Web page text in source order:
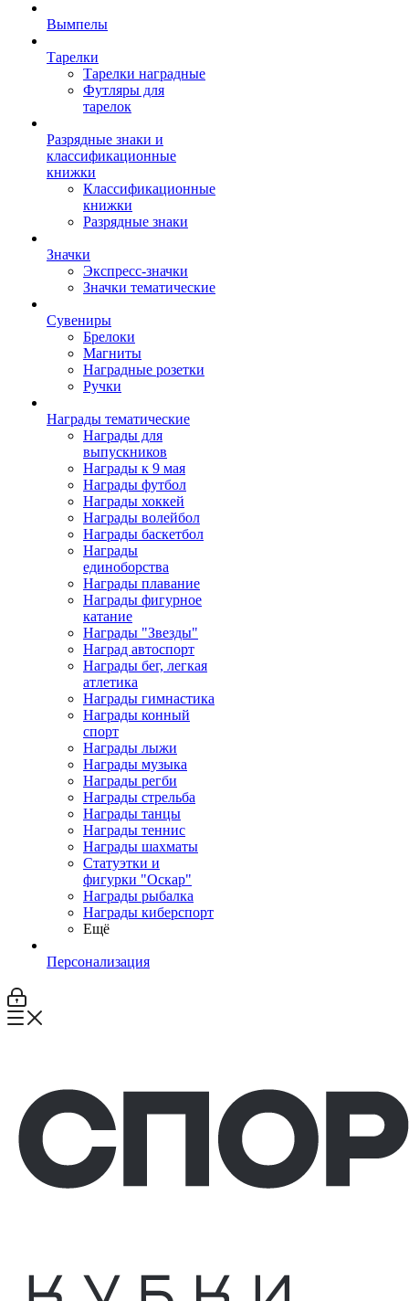
Вымпелы
Тарелки
Тарелки наградные
Футляры для
тарелок
Разрядные знаки и
классификационные
книжки
Классификационные
книжки
Разрядные знаки
Значки
Экспресс-значки
Значки тематические
Сувениры
Брелоки
Магниты
Наградные розетки
Ручки
Награды тематические
Награды для
выпускников
Награды к 9 мая
Награды футбол
Награды хоккей
Награды волейбол
Награды баскетбол
Награды
единоборства
Награды плавание
Награды фигурное
катание
Награды "Звезды"
Наград автоспорт
Награды бег, легкая
атлетика
Награды гимнастика
Награды конный
спорт
Награды лыжи
Награды музыка
Награды регби
Награды стрельба
Награды танцы
Награды теннис
Награды шахматы
Статуэтки и
фигурки "Оскар"
Награды рыбалка
Награды киберспорт
Ещё
Персонализация